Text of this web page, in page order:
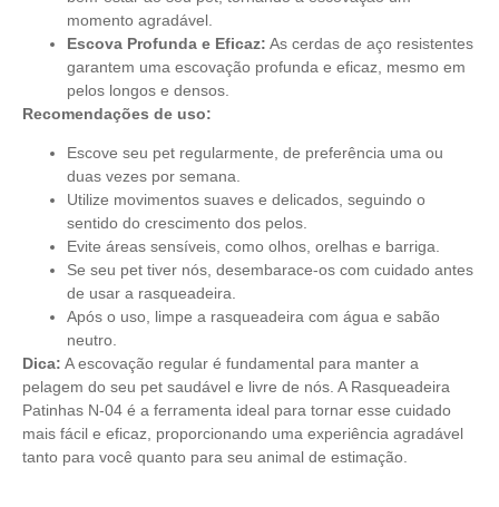
momento agradável.
Escova Profunda e Eficaz: As cerdas de aço resistentes
garantem uma escovação profunda e eficaz, mesmo em
pelos longos e densos.
Recomendações de uso:
Escove seu pet regularmente, de preferência uma ou
duas vezes por semana.
Utilize movimentos suaves e delicados, seguindo o
sentido do crescimento dos pelos.
Evite áreas sensíveis, como olhos, orelhas e barriga.
Se seu pet tiver nós, desembarace-os com cuidado antes
de usar a rasqueadeira.
Após o uso, limpe a rasqueadeira com água e sabão
neutro.
Dica: A escovação regular é fundamental para manter a
pelagem do seu pet saudável e livre de nós. A Rasqueadeira
Patinhas N-04 é a ferramenta ideal para tornar esse cuidado
mais fácil e eficaz, proporcionando uma experiência agradável
tanto para você quanto para seu animal de estimação.